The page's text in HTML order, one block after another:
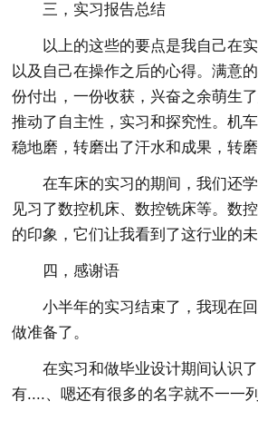
三，实习报告总结
以上的这些的要点是我自己在
以及自己在操作之后的心得。满意
份付出，一份收获，兴奋之余萌生
推动了自主性，实习和探究性。机
稳地磨，转磨出了汗水和成果，转
在车床的实习的期间，我们还
见习了数控机床、数控铣床等。数
的印象，它们让我看到了这行业的未
四，感谢语
小半年的实习结束了，我现在
做准备了。
在实习和做毕业设计期间认识
有....、嗯还有很多的名字就不一一列